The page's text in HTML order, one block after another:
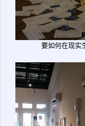
要如何在现实